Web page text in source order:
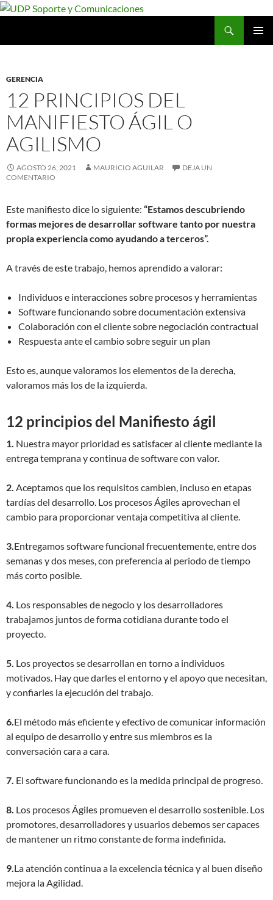
Saltar
GERENCIA
12 PRINCIPIOS DEL
MANIFIESTO ÁGIL O
AGILISMO
AGOSTO 26, 2021 MAURICIO AGUILAR
DEJA UN
COMENTARIO
Este manifiesto dice lo siguiente: “Estamos descubriendo
formas mejores de desarrollar software tanto por nuestra
propia experiencia como ayudando a terceros”.
A través de este trabajo, hemos aprendido a valorar:
Individuos e interacciones sobre procesos y herramientas
Software funcionando sobre documentación extensiva
Colaboración con el cliente sobre negociación contractual
Respuesta ante el cambio sobre seguir un plan
Esto es, aunque valoramos los elementos de la derecha,
valoramos más los de la izquierda.
12 principios del Manifiesto ágil
1. Nuestra mayor prioridad es satisfacer al cliente mediante la
entrega temprana y continua de software con valor.
2. Aceptamos que los requisitos cambien, incluso en etapas
tardías del desarrollo. Los procesos Ágiles aprovechan el
cambio para proporcionar ventaja competitiva al cliente.
3.Entregamos software funcional frecuentemente, entre dos
semanas y dos meses, con preferencia al periodo de tiempo
más corto posible.
4. Los responsables de negocio y los desarrolladores
trabajamos juntos de forma cotidiana durante todo el
proyecto.
5. Los proyectos se desarrollan en torno a individuos
motivados. Hay que darles el entorno y el apoyo que necesitan,
y confiarles la ejecución del trabajo.
6.El método más eficiente y efectivo de comunicar información
al equipo de desarrollo y entre sus miembros es la
conversación cara a cara.
7. El software funcionando es la medida principal de progreso.
8. Los procesos Ágiles promueven el desarrollo sostenible. Los
promotores, desarrolladores y usuarios debemos ser capaces
de mantener un ritmo constante de forma indefinida.
9.La atención continua a la excelencia técnica y al buen diseño
mejora la Agilidad.